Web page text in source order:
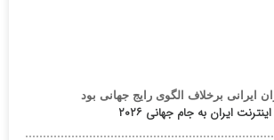
ایرانی برخلاف الگوی رایج جهانی بود
ایران به جام جهانی ۲۰۲۶